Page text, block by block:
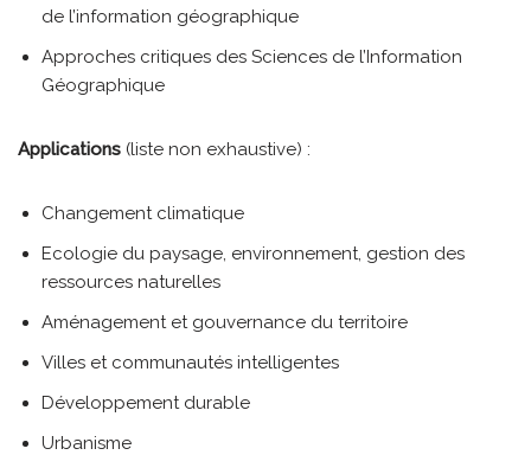
de l’information géographique
Approches critiques des Sciences de l’Information
Géographique
Applications (liste non exhaustive) :
Changement climatique
Ecologie du paysage, environnement, gestion des
ressources naturelles
Aménagement et gouvernance du territoire
Villes et communautés intelligentes
Développement durable
Urbanisme